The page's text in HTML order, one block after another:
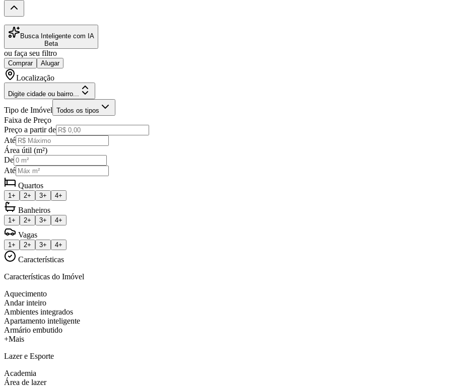
Busca Inteligente com IA
Beta
ou faça seu filtro
Comprar Alugar
Localização
Digite cidade ou bairro...
Tipo de Imóvel Todos os tipos
Faixa de Preço
Preço a partir de
Até
Área útil (m²)
De
Até
Quartos
1+ 2+ 3+ 4+
Banheiros
1+ 2+ 3+ 4+
Vagas
1+ 2+ 3+ 4+
Características
Características do Imóvel
Aquecimento
Andar inteiro
Ambientes integrados
Apartamento inteligente
Armário embutido
+Mais
Lazer e Esporte
Academia
Área de lazer